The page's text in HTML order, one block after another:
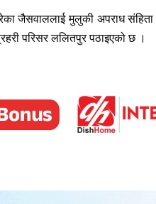
जैसवाललाई मुलुकी अपराध
परिसर ललितपुर पठाइएको छ ।